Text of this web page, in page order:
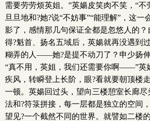
需要劳劳烦英姐。”英婸皮笑肉不笑，“不
旦旦地和?她?说“不妨事”“能理解”，这一
影了，感情那几句保证全都是忽悠人的？
得?魁首、扬名五域后，英婸就再没遇到
糊弄的人——她?是提不动刀了？申少扬伸
“真不用，英姐，我们还需要你啊——”英
疾风，转瞬登上长阶，眼?看就要朝顶楼
一顿。英婸回过头，望向三楼憩室长廊
法和?符箓拼接，每一层都是独立的空间
望见?一个截然不同的世界。就譬如二楼